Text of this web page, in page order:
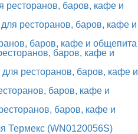
ресторанов, баров, кафе и
ресторанов, баров, кафе и
баров, кафе и общепита
баров, кафе и
ресторанов, баров, кафе и
баров, кафе и
баров, кафе и
Термекс (WN0120056S)